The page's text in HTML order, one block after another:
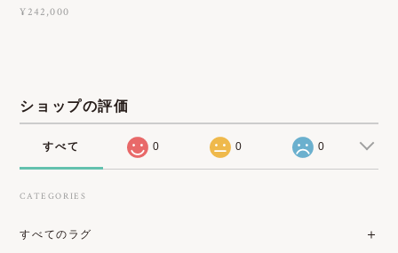
¥242,000
ショップの評価
すべて 0 0 0
CATEGORIES
すべてのラグ